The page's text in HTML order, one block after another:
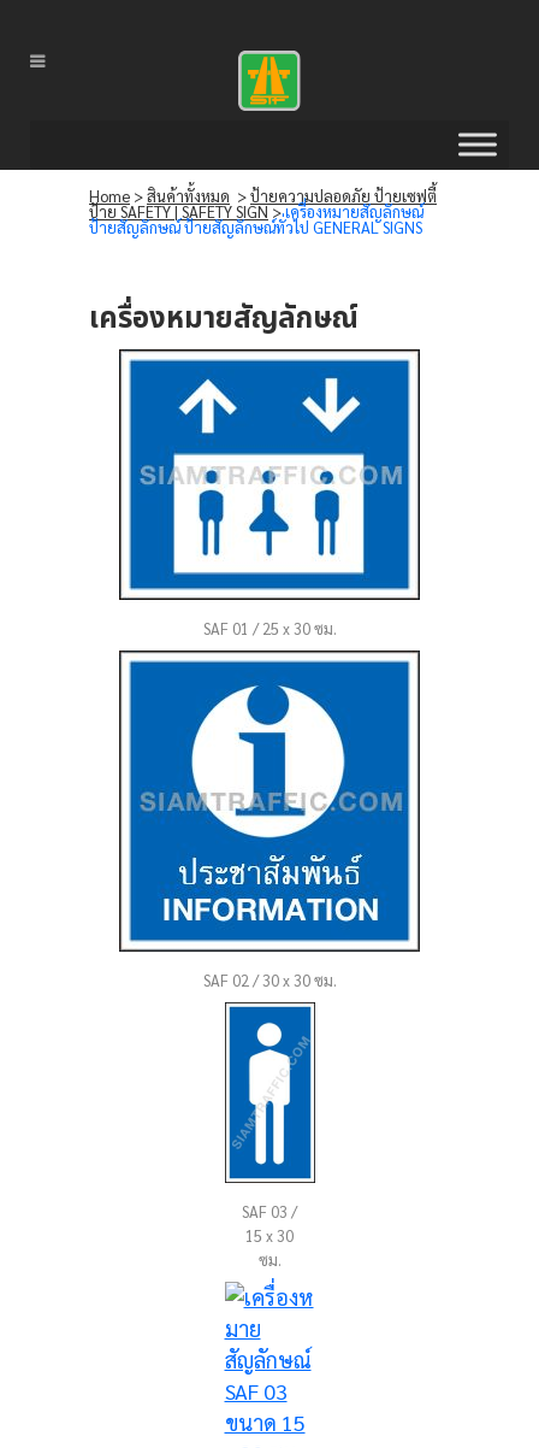
Home >สินค้าทั้งหมด >ป้ายความปลอดภัย ป้ายเซฟตี้
ป้าย SAFETY | SAFETY SIGN>เครื่องหมายสัญลักษณ์
ป้ายสัญลักษณ์ ป้ายสัญลักษณ์ทั่วไป GENERAL SIGNS
เครื่องหมายสัญลักษณ์
SAF 01 / 25 x 30 ซม.
SAF 02 / 30 x 30 ซม.
SAF 03 /
15 x 30
ซม.